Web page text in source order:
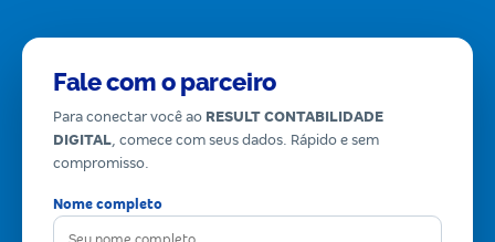
Fale com o parceiro
Para conectar você ao RESULT CONTABILIDADE
DIGITAL, comece com seus dados. Rápido e sem
compromisso.
Nome completo